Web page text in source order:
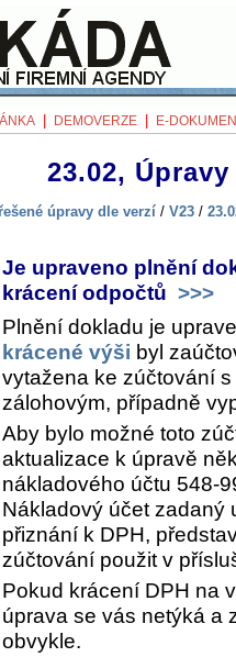
DEMOVERZE E-
23.02,
úpravy dle verzí / V23 /
Je upraveno plnění
krácení odpočtů >>>
Plnění dokladu je
krácené výši byl
vytažena ke zúčtování
zálohovým, případně
Aby bylo možné toto
aktualizace k úpravě
nákladového účtu 548-
Nákladový účet zadaný
přiznání k DPH,
zúčtování použit v
Pokud krácení DPH na
úprava se vás netýká a
obvykle.